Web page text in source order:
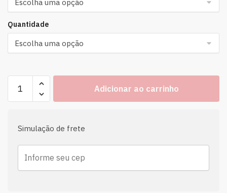
Quantidade
Adicionar ao carrinho
Simulação de frete